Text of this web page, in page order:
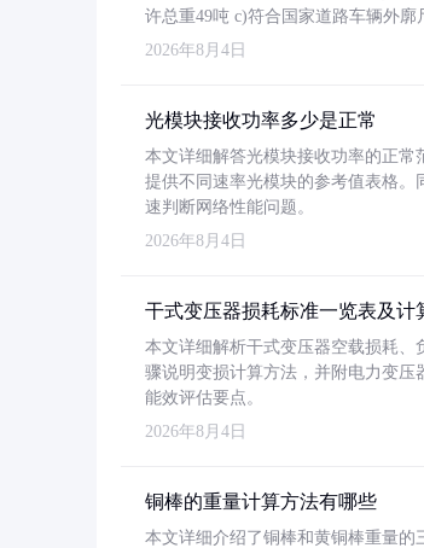
许总重49吨 c)符合国家道路车辆外廓
2026年8月4日
光模块接收功率多少是正常
本文详细解答光模块接收功率的正常
提供不同速率光模块的参考值表格
速判断网络性能问题。
2026年8月4日
干式变压器损耗标准一览表及计
本文详细解析干式变压器空载损耗、
骤说明变损计算方法，并附电力变压
能效评估要点。
2026年8月4日
铜棒的重量计算方法有哪些
本文详细介绍了铜棒和黄铜棒重量的